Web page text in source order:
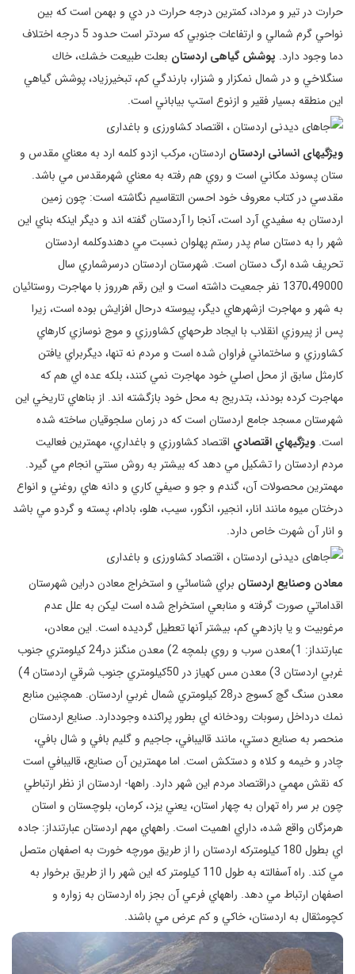
حرارت در تير و مرداد، كمترين درجه حرارت در دي و بهمن است كه بين
نواحي گرم شمالي و ارتفاعات جنوبي كه سردتر است حدود 5 درجه اختلاف
دما وجود دارد. پوشش گياهی اردستان بعلت طبيعت خشك، خاك
سنگلاخي و در شمال نمكزار و شنزار، بارندگي كم، تبخيرزياد، پوشش گياهي
اين منطقه بسيار فقير و ازنوع استپ بياباني است.
ويژگيهای انسانی اردستان اردستان، مركب ازدو كلمه ارد به معناي مقدس و
ستان پسوند مكاني است و روي هم رفته به معناي شهرمقدس مي باشد.
مقدسي در كتاب معروف خود احسن التقاسيم نگاشته است: چون زمين
اردستان به سفيدي آرد است، آنجا را آردستان گفته اند و ديگر اينكه بناي اين
شهر را به دستان سام پدر رستم پهلوان نسبت مي دهندوكلمه اردستان
تحريف شده ارگ دستان است. شهرستان اردستان درسرشماري سال
1370،49000 نفر جمعيت داشته است و اين رقم هرروز با مهاجرت روستائيان
به شهر و مهاجرت ازشهرهاي ديگر، پيوسته درحال افزايش بوده است، زيرا
پس از پيروزي انقلاب با ايجاد طرحهاي كشاورزي و موج نوسازي كارهاي
كشاورزي و ساختماني فراوان شده است و مردم نه تنها، ديگربراي يافتن
كارمثل سابق از محل اصلي خود مهاجرت نمي كنند، بلكه عده اي هم كه
مهاجرت كرده بودند، بتدريج به محل خود بازگشته اند. از بناهاي تاريخي اين
شهرستان مسجد جامع اردستان است كه در زمان سلجوقيان ساخته شده
است. ويژگيهاي اقتصادي اقتصاد كشاورزي و باغداري، مهمترين فعاليت
مردم اردستان را تشكيل مي دهد كه بيشتر به روش سنتي انجام مي گيرد.
مهمترين محصولات آن، گندم و جو و صيفي كاري و دانه هاي روغني و انواع
درختان ميوه مانند انار، انجير، انگور، سيب، هلو، بادام، پسته و گردو مي باشد
و انار آن شهرت خاص دارد.
معادن وصنايع اردستان براي شناسائي و استخراج معادن دراين شهرستان
اقداماتي صورت گرفته و منابعي استخراج شده است ليكن به علل عدم
مرغوبيت و يا بازدهي كم، بيشتر آنها تعطيل گرديده است. اين معادن،
عبارتنداز: 1)معدن سرب و روي بلمچه 2) معدن منگنز در24 كيلومتري جنوب
غربي اردستان 3) معدن مس كهياز در 50كيلومتري جنوب شرقي اردستان 4)
معدن سنگ گچ كسوج در28 كيلومتري شمال غربي اردستان. همچنين منابع
نمك درداخل رسوبات رودخانه اي بطور پراكنده وجوددارد. صنايع اردستان
منحصر به صنايع دستي، مانند قاليبافي، جاجيم و گليم بافي و شال بافي،
چادر و خيمه و كلاه و دستكش است. اما مهمترين آن صنايع، قاليبافي است
كه نقش مهمي دراقتصاد مردم اين شهر دارد. راهها- اردستان از نظر ارتباطي
چون بر سر راه تهران به چهار استان، يعني يزد، كرمان، بلوچستان و استان
هرمزگان واقع شده، داراي اهميت است. راههاي مهم اردستان عبارتنداز: جاده
اي بطول 180 كيلومتركه اردستان را از طريق مورچه خورت به اصفهان متصل
مي كند. راه آسفالته به طول 110 كيلومتر كه اين شهر را از طريق برخوار به
اصفهان ارتباط مي دهد. راههاي فرعي آن بجز راه اردستان به زواره و
كچومثقال به اردستان، خاكي و كم عرض مي باشند.